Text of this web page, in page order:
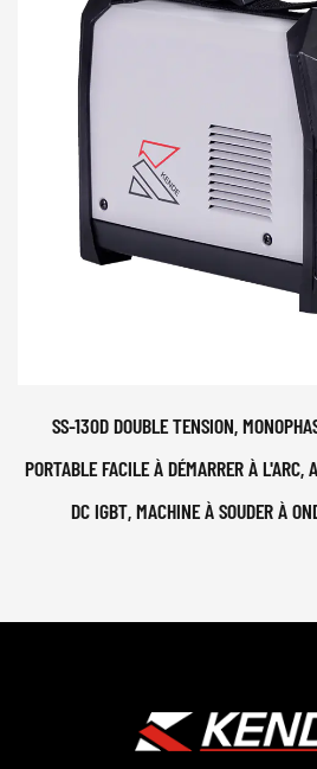
SS-130D DOUBLE TENSION,
PORTABLE FACILE À DÉMARRER À L'ARC,
DC IGBT, MACHINE À SOUDER À